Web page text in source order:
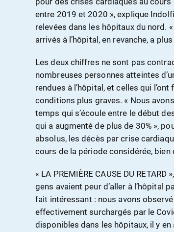
entre 2019 et 2020 », explique
relevées dans les hôpitaux du nord.
arrivés à l’hôpital, en revanche, a
Les deux chiffres ne sont pas
nombreuses personnes atteintes
rendues à l’hôpital, et celles qui
conditions plus graves. « Nous
temps qui s’écoule entre le début
qui a augmenté de plus de 30% »,
absolus, les décès par crise
cours de la période considérée,
« LA PREMIÈRE CAUSE DU
gens avaient peur d’aller à l’hôpital
fait intéressant : nous avons
effectivement surchargés par le
disponibles dans les hôpitaux, il y